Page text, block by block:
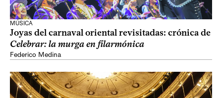
MÚSICA
Joyas del carnaval oriental revisitadas: crónica de
Celebrar: la murga en filarmónica
Federico Medina